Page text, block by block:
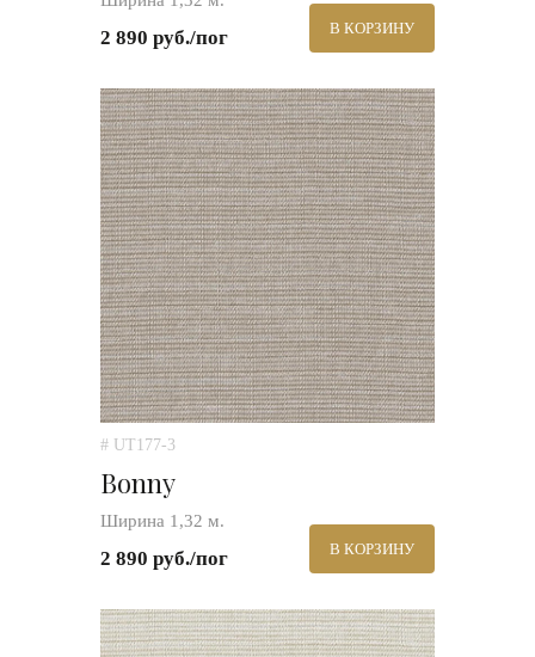
2 890 руб./пог В КОРЗИНУ
# UT177-3
Bonny
Ширина 1,32 м.
2 890 руб./пог В КОРЗИНУ